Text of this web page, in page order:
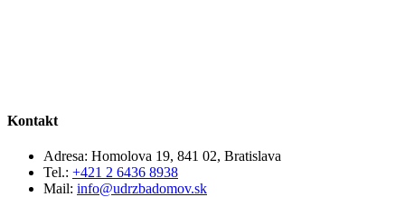
Kontakt
Adresa: Homolova 19, 841 02, Bratislava
Tel.: +421 2 6436 8938
Mail: info@udrzbadomov.sk